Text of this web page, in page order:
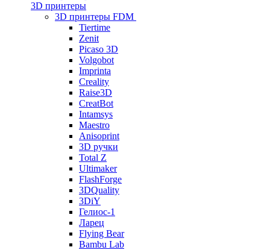
3D принтеры
3D принтеры FDM
Tiertime
Zenit
Picaso 3D
Volgobot
Imprinta
Creality
Raise3D
CreatBot
Intamsys
Maestro
Anisoprint
3D ручки
Total Z
Ultimaker
FlashForge
3DQuality
3DiY
Гелиос-1
Ларец
Flying Bear
Bambu Lab